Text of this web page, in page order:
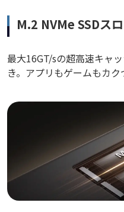
M.2 NVMe SSDス
最大16GT/sの超高速キャ
き。アプリもゲームもカク